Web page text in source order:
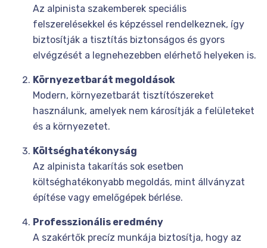
Az alpinista szakemberek speciális
felszerelésekkel és képzéssel rendelkeznek, így
biztosítják a tisztítás biztonságos és gyors
elvégzését a legnehezebben elérhető helyeken is.
Környezetbarát megoldások
Modern, környezetbarát tisztítószereket
használunk, amelyek nem károsítják a felületeket
és a környezetet.
Költséghatékonyság
Az alpinista takarítás sok esetben
költséghatékonyabb megoldás, mint állványzat
építése vagy emelőgépek bérlése.
Professzionális eredmény
A szakértők precíz munkája biztosítja, hogy az